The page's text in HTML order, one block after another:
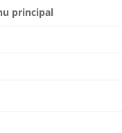
principal